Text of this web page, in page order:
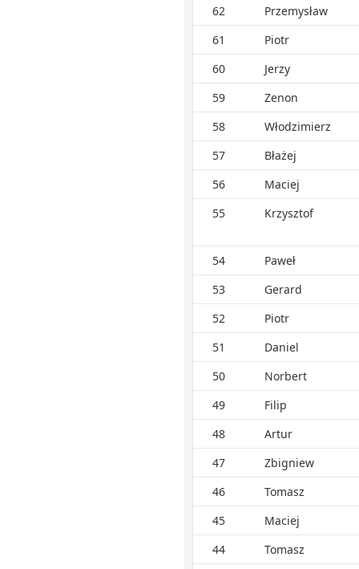
62
Przemysław
61
Piotr
60
Jerzy
59
Zenon
58
Włodzimierz
57
Błażej
56
Maciej
55
Krzysztof
54
Paweł
53
Gerard
52
Piotr
51
Daniel
50
Norbert
49
Filip
48
Artur
47
Zbigniew
46
Tomasz
45
Maciej
44
Tomasz